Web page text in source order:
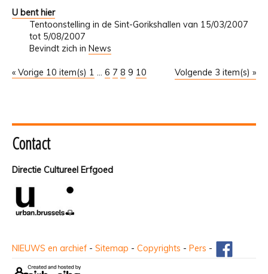
U bent hier
Tentoonstelling in de Sint-Gorikshallen van 15/03/2007
tot 5/08/2007
Bevindt zich in News
« Vorige 10 item(s) Volgende 3 item(s) »
1 ... 6 7 8 9 10
Contact
Directie Cultureel Erfgoed
NIEUWS en archief - Sitemap - Copyrights - Pers -